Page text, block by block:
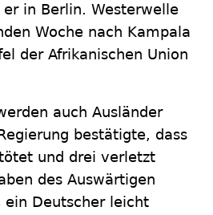
in Berlin. Westerwelle
Woche nach Kampala
der Afrikanischen Union
auch Ausländer
bestätigte, dass
und drei verletzt
des Auswärtigen
ein Deutscher leicht